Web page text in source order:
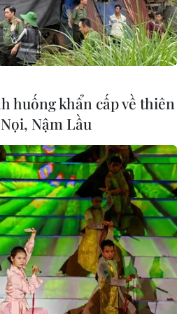
trong điều trị
khỏi Sân bay
tấn công căn
huống khẩn cấp về thiên
Nậm Lầu